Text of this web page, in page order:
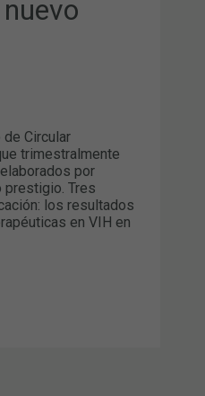
de Circular
trimestralmente
por
Tres
los resultados
en VIH en